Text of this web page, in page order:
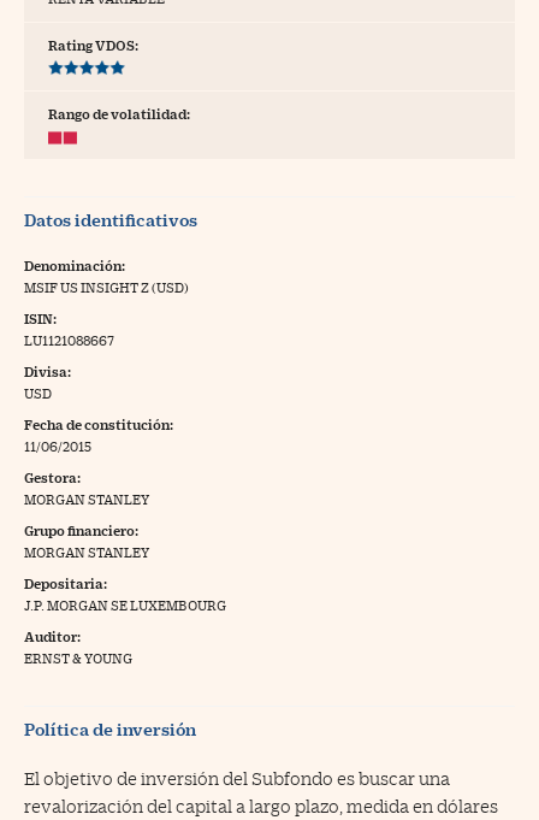
Pyme
a Cinco Días
Rating VDOS:
Rango de volatilidad:
Datos identificativos
Denominación:
MSIF US INSIGHT Z (USD)
ISIN:
LU1121088667
Divisa:
USD
Fecha de constitución:
11/06/2015
Gestora:
MORGAN STANLEY
Grupo financiero:
MORGAN STANLEY
Depositaria:
J.P. MORGAN SE LUXEMBOURG
Auditor:
ERNST & YOUNG
Política de inversión
El objetivo de inversión del Subfondo es buscar una
revalorización del capital a largo plazo, medida en dólares